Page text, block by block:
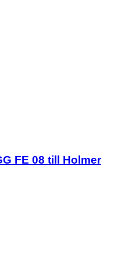
FE 08 till Holmer